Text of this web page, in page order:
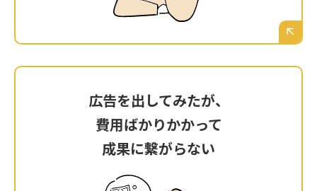
初の一歩が踏み出せない。
広告を出してみたが、
費用ばかりかかって
成果に繋がらない
広告を出してみたが、
費用ばかりかかって
成果に繋がらない